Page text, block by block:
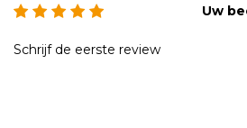
Uw
Schrijf de eerste review